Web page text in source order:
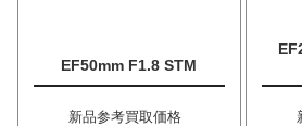
EF50mm F1.8 STM
新品参考買取価格